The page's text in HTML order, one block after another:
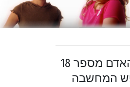
Video
מספר 18
המחשבה